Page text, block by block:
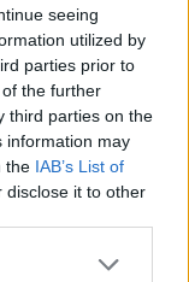
seeing
utilized by
parties prior to
the further
third parties on the
information may
the IAB’s List of
disclose it to other
adottati a
di